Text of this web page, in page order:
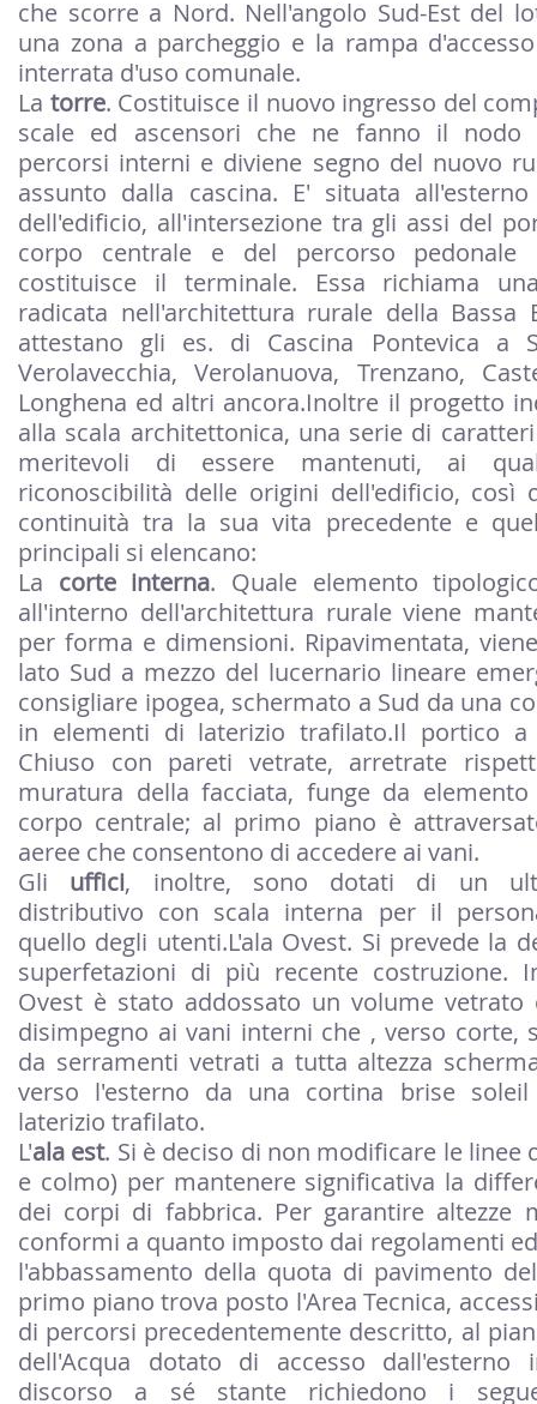
che scorre a Nord. Nell'angolo Sud-Est del
una zona a parcheggio e la rampa
interrata d'uso comunale.
La torre. Costituisce il nuovo ingresso del
scale ed ascensori che ne fanno il nodo
percorsi interni e diviene segno del nuovo
assunto dalla cascina. E' situata
dell'edificio, all'intersezione tra gli assi del
corpo centrale e del percorso
costituisce il terminale. Essa richiama
radicata nell'architettura rurale della Bassa
attestano gli es. di Cascina Pontevica a
Verolavecchia, Verolanuova, Trenzano,
Longhena ed altri ancora.Inoltre il progetto
alla scala architettonica, una serie di
meritevoli di essere mantenuti, ai
riconoscibilità delle origini dell'edificio, così
continuità tra la sua vita precedente e
principali si elencano:
La corte interna. Quale elemento
all'interno dell'architettura rurale viene
per forma e dimensioni. Ripavimentata,
lato Sud a mezzo del lucernario lineare
consigliare ipogea, schermato a Sud da una
in elementi di laterizio trafilato.Il portico a
Chiuso con pareti vetrate, arretrate
muratura della facciata, funge da
corpo centrale; al primo piano è
aeree che consentono di accedere ai vani.
Gli uffici, inoltre, sono dotati di un
distributivo con scala interna per il
quello degli utenti.L'ala Ovest. Si prevede la
superfetazioni di più recente costruzione.
Ovest è stato addossato un volume vetrato
disimpegno ai vani interni che , verso corte,
da serramenti vetrati a tutta altezza
verso l'esterno da una cortina brise
laterizio trafilato.
L'ala est. Si è deciso di non modificare le linee
e colmo) per mantenere significativa la
dei corpi di fabbrica. Per garantire altezze
conformi a quanto imposto dai regolamenti
l'abbassamento della quota di pavimento
primo piano trova posto l'Area Tecnica,
di percorsi precedentemente descritto, al
dell'Acqua dotato di accesso dall'esterno
discorso a sé stante richiedono i